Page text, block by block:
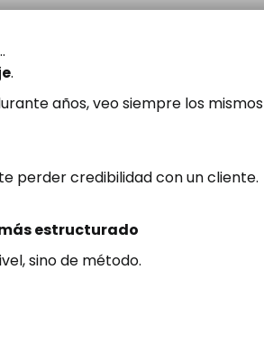
.
años, veo siempre los mismos
perder credibilidad con un cliente.
estructurado
sino de método.